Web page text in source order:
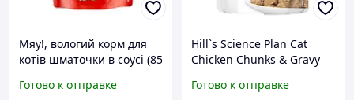
Мяу!, вологий корм для
котів шматочки в соусі (85
Готово к отправке
Hill`s Science Plan Cat
Chicken Chunks & Gravy
взрослых кошек кусочки в
Готово к отправке